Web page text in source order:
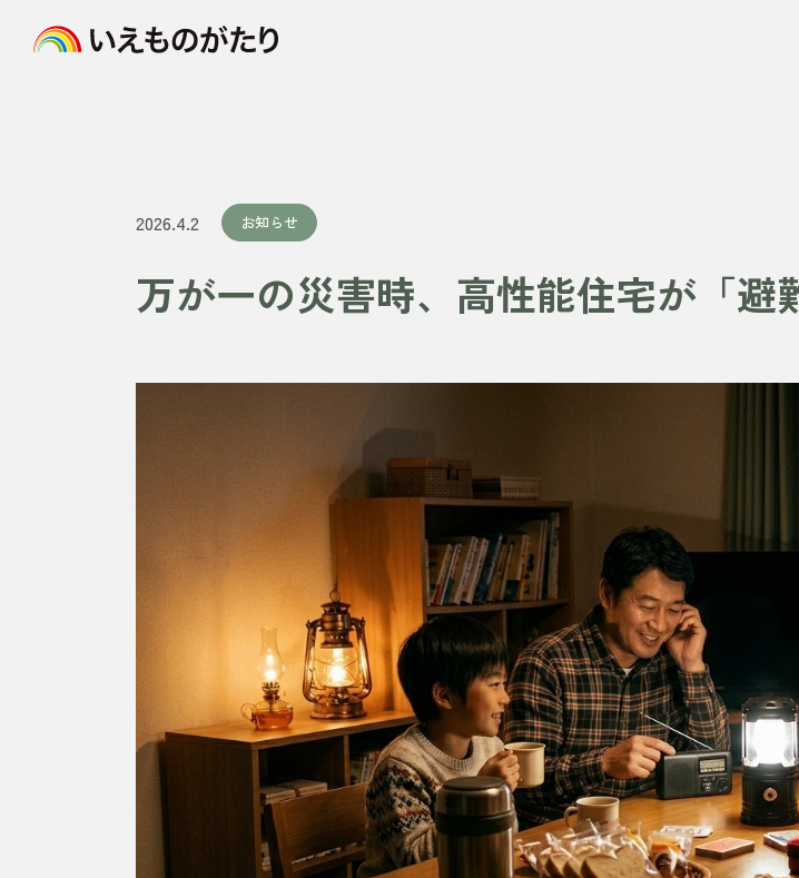
2026.4.2 お知らせ
万が一の災害時、高性能住宅が「避